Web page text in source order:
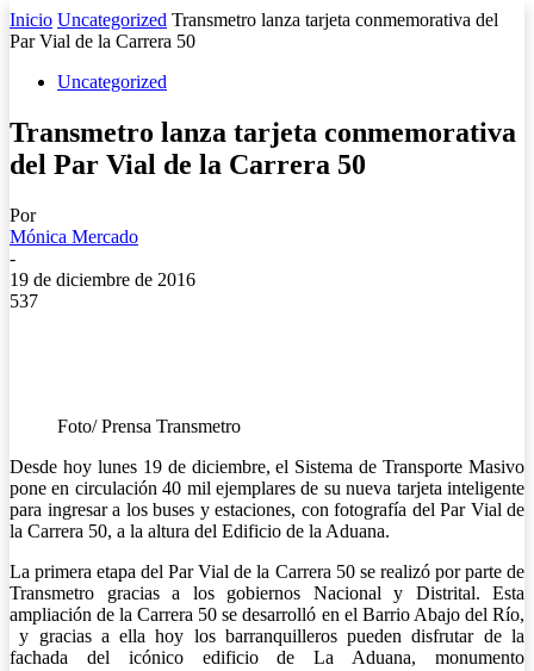
Inicio Uncategorized Transmetro lanza tarjeta conmemorativa del
Par Vial de la Carrera 50
Uncategorized
Transmetro lanza tarjeta conmemorativa
del Par Vial de la Carrera 50
Por
Mónica Mercado
-
19 de diciembre de 2016
537
Foto/ Prensa Transmetro
Desde hoy lunes 19 de diciembre, el Sistema de Transporte Masivo
pone en circulación 40 mil ejemplares de su nueva tarjeta inteligente
para ingresar a los buses y estaciones, con fotografía del Par Vial de
la Carrera 50, a la altura del Edificio de la Aduana.
La primera etapa del Par Vial de la Carrera 50 se realizó por parte de
Transmetro gracias a los gobiernos Nacional y Distrital. Esta
ampliación de la Carrera 50 se desarrolló en el Barrio Abajo del Río,
y gracias a ella hoy los barranquilleros pueden disfrutar de la
fachada del icónico edificio de La Aduana, monumento